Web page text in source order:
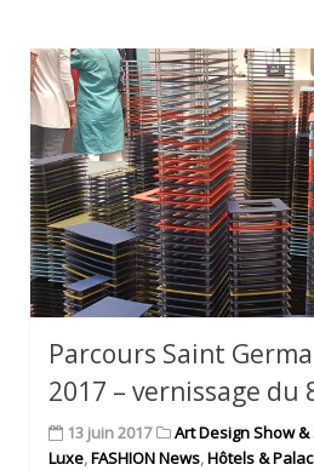
Parcours Saint
2017 – vernissage du
13 juin 2017 Art Design Show
Luxe,FASHION News,Hôtels &